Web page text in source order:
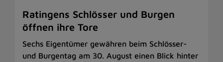
Ratingens Schlösser und Burgen
öffnen ihre Tore
Sechs Eigentümer gewähren beim Schlösser-
und Burgentag am 30. August einen Blick hinter